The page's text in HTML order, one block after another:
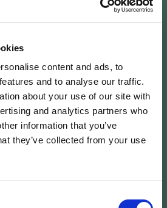
content and ads, to
and to analyse our traffic.
about your use of our site with
and analytics partners who
information that you’ve
they’ve collected from your use
salle de repos sont également inclus, de
de 19 h à 21 h (réservé aux adultes)
Espace fitness
chauffée